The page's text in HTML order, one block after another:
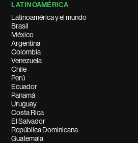
LATINOAMÉRICA
Latinoamérica y el mundo
Brasil
México
Argentina
Colombia
Venezuela
Chile
Perú
Ecuador
Panamá
Uruguay
Costa Rica
El Salvador
República Dominicana
Guatemala